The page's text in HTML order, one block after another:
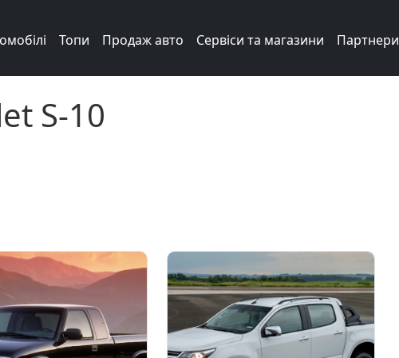
Топи Продаж авто Сервіси та магазини Партнери
S-10